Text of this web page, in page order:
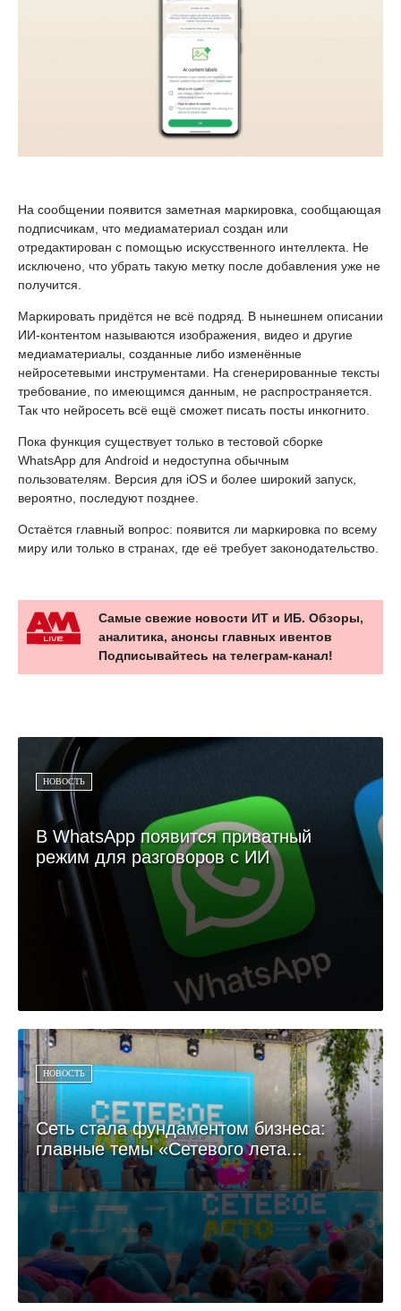
На сообщении появится заметная маркировка, сообщающая
подписчикам, что медиаматериал создан или
отредактирован с помощью искусственного интеллекта. Не
исключено, что убрать такую метку после добавления уже не
получится.
Маркировать придётся не всё подряд. В нынешнем описании
ИИ-контентом называются изображения, видео и другие
медиаматериалы, созданные либо изменённые
нейросетевыми инструментами. На сгенерированные тексты
требование, по имеющимся данным, не распространяется.
Так что нейросеть всё ещё сможет писать посты инкогнито.
Пока функция существует только в тестовой сборке
WhatsApp для Android и недоступна обычным
пользователям. Версия для iOS и более широкий запуск,
вероятно, последуют позднее.
Остаётся главный вопрос: появится ли маркировка по всему
миру или только в странах, где её требует законодательство.
Самые свежие новости ИТ и ИБ. Обзоры,
аналитика, анонсы главных ивентов
Подписывайтесь на телеграм-канал!
НОВОСТЬ
В WhatsApp появится приватный
режим для разговоров с ИИ
НОВОСТЬ
Сеть стала фундаментом бизнеса:
главные темы «Сетевого лета...